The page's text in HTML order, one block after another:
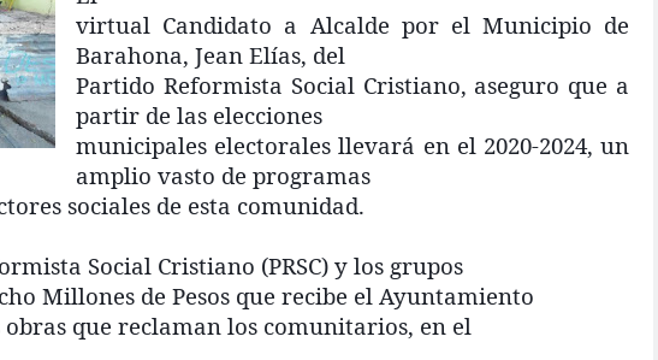
virtual Candidato a Alcalde por el Municipio de
Barahona, Jean Elías, del
Partido Reformista Social Cristiano, aseguro que a
partir de las elecciones
municipales electorales llevará en el 2020-2024, un
amplio vasto de programas
sociales de esta comunidad.
Social Cristiano (PRSC) y los grupos
Millones de Pesos que recibe el Ayuntamiento
que reclaman los comunitarios, en el